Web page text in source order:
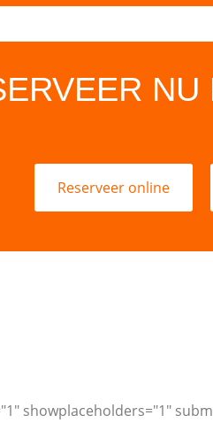
Reserveer online
showplaceholders="1"